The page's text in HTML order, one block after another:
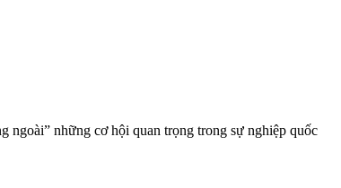
ngoài” những cơ hội quan trọng trong sự nghiệp quốc